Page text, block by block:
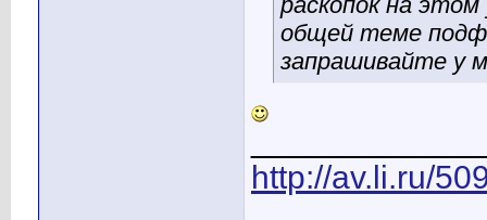
общей теме
запрашивайте у
http://av.li.ru/